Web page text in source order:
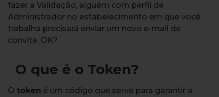
fazer a Validação, alguém com perfil de
Administrador no estabelecimento em que você
trabalha precisará enviar um novo e-mail de
convite, OK?
O que é o Token?
O token é um código que serve para garantir a